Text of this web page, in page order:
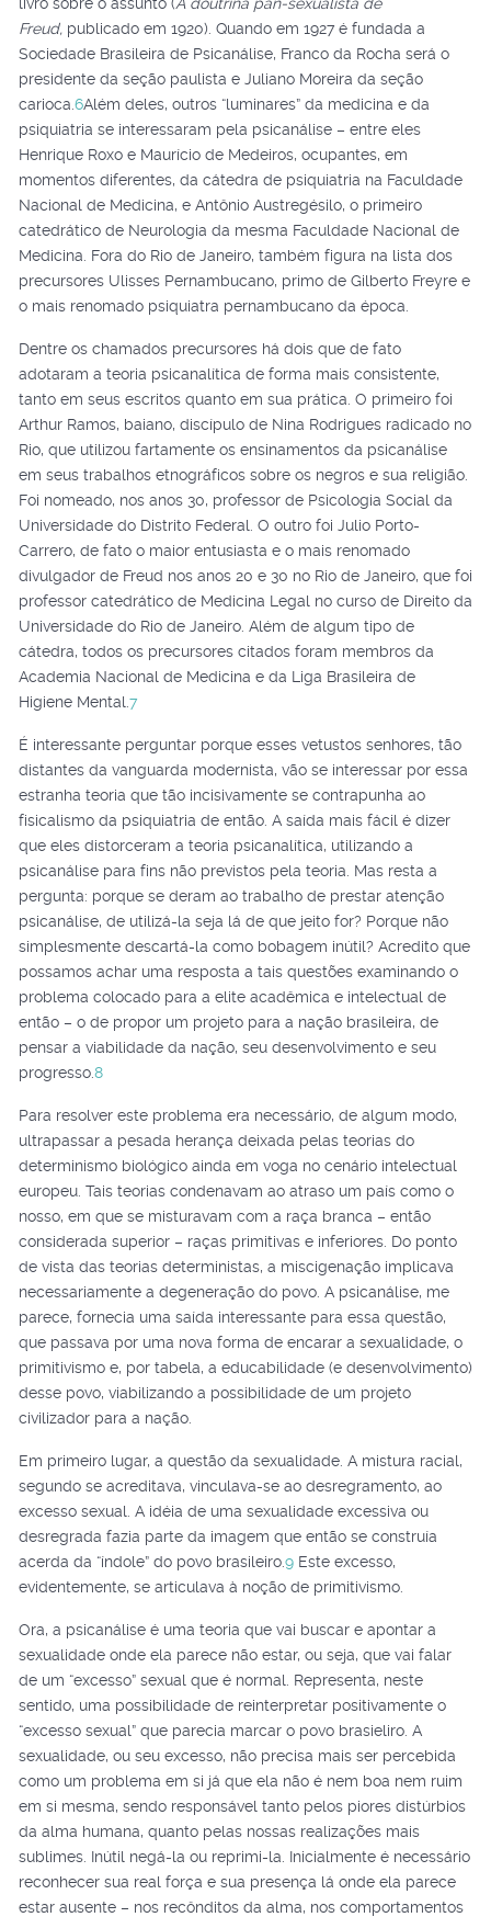
Freud, publicado em 1920). Quando em 1927 é fundada a
Sociedade Brasileira de Psicanálise, Franco da Rocha será o
presidente da seção paulista e Juliano Moreira da seção
carioca. 6Além deles, outros “luminares” da medicina e da
psiquiatria se interessaram pela psicanálise – entre eles
Henrique Roxo e Maurício de Medeiros, ocupantes, em
momentos diferentes, da cátedra de psiquiatria na Faculdade
Nacional de Medicina, e Antônio Austregésilo, o primeiro
catedrático de Neurologia da mesma Faculdade Nacional de
Medicina. Fora do Rio de Janeiro, também figura na lista dos
precursores Ulisses Pernambucano, primo de Gilberto Freyre e
o mais renomado psiquiatra pernambucano da época.
Dentre os chamados precursores há dois que de fato
adotaram a teoria psicanalítica de forma mais consistente,
tanto em seus escritos quanto em sua prática. O primeiro foi
Arthur Ramos, baiano, discípulo de Nina Rodrigues radicado no
Rio, que utilizou fartamente os ensinamentos da psicanálise
em seus trabalhos etnográficos sobre os negros e sua religião.
Foi nomeado, nos anos 30, professor de Psicologia Social da
Universidade do Distrito Federal. O outro foi Julio Porto-
Carrero, de fato o maior entusiasta e o mais renomado
divulgador de Freud nos anos 20 e 30 no Rio de Janeiro, que foi
professor catedrático de Medicina Legal no curso de Direito da
Universidade do Rio de Janeiro. Além de algum tipo de
cátedra, todos os precursores citados foram membros da
Academia Nacional de Medicina e da Liga Brasileira de
Higiene Mental. 7
É interessante perguntar porque esses vetustos senhores, tão
distantes da vanguarda modernista, vão se interessar por essa
estranha teoria que tão incisivamente se contrapunha ao
fisicalismo da psiquiatria de então. A saída mais fácil é dizer
que eles distorceram a teoria psicanalítica, utilizando a
psicanálise para fins não previstos pela teoria. Mas resta a
pergunta: porque se deram ao trabalho de prestar atenção
psicanálise, de utilizá-la seja lá de que jeito for? Porque não
simplesmente descartá-la como bobagem inútil? Acredito que
possamos achar uma resposta a tais questões examinando o
problema colocado para a elite acadêmica e intelectual de
então – o de propor um projeto para a nação brasileira, de
pensar a viabilidade da nação, seu desenvolvimento e seu
progresso.8
Para resolver este problema era necessário, de algum modo,
ultrapassar a pesada herança deixada pelas teorias do
determinismo biológico ainda em voga no cenário intelectual
europeu. Tais teorias condenavam ao atraso um país como o
nosso, em que se misturavam com a raça branca – então
considerada superior – raças primitivas e inferiores. Do ponto
de vista das teorias deterministas, a miscigenação implicava
necessariamente a degeneração do povo. A psicanálise, me
parece, fornecia uma saída interessante para essa questão,
que passava por uma nova forma de encarar a sexualidade, o
primitivismo e, por tabela, a educabilidade (e desenvolvimento)
desse povo, viabilizando a possibilidade de um projeto
civilizador para a nação.
Em primeiro lugar, a questão da sexualidade. A mistura racial,
segundo se acreditava, vinculava-se ao desregramento, ao
excesso sexual. A idéia de uma sexualidade excessiva ou
desregrada fazia parte da imagem que então se construía
acerda da “índole” do povo brasileiro.9 Este excesso,
evidentemente, se articulava à noção de primitivismo.
Ora, a psicanálise é uma teoria que vai buscar e apontar a
sexualidade onde ela parece não estar, ou seja, que vai falar
de um “excesso” sexual que é normal. Representa, neste
sentido, uma possibilidade de reinterpretar positivamente o
“excesso sexual” que parecia marcar o povo brasieliro. A
sexualidade, ou seu excesso, não precisa mais ser percebida
como um problema em si já que ela não é nem boa nem ruim
em si mesma, sendo responsável tanto pelos piores distúrbios
da alma humana, quanto pelas nossas realizações mais
sublimes. Inútil negá-la ou reprimi-la. Inicialmente é necessário
reconhecer sua real força e sua presença lá onde ela parece
estar ausente – nos recônditos da alma, nos comportamentos